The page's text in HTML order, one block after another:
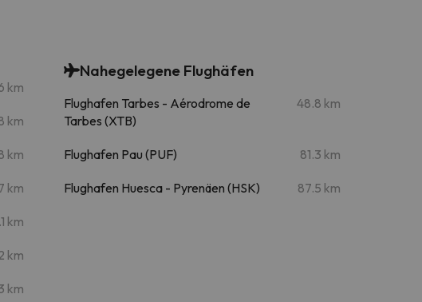
km
km
km
km
km
km
km
Nahegelegene Flughäfen
Flughafen Tarbes - Aérodrome de
Tarbes (XTB)
48.8 km
Flughafen Pau (PUF) 81.3 km
Flughafen Huesca - Pyrenäen (HSK) 87.5 km